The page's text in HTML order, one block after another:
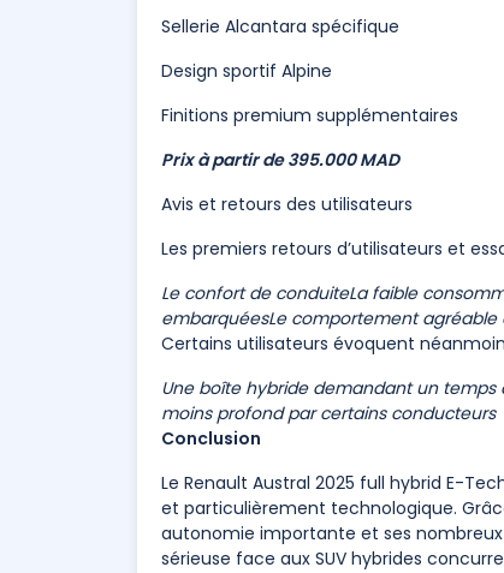
Sellerie Alcantara spécifique
Design sportif Alpine
Finitions premium supplémentaires
Prix à partir de 395.000 MAD
Avis et retours des utilisateurs
Les premiers retours d’utilisateurs et
Le confort de conduiteLa faible
embarquéesLe comportement
Certains utilisateurs évoquent
Une boîte hybride demandant un temps
moins profond par certains conducteurs
Conclusion
Le Renault Austral 2025 full hybrid E-
et particulièrement technologique.
autonomie importante et ses
sérieuse face aux SUV hybrides